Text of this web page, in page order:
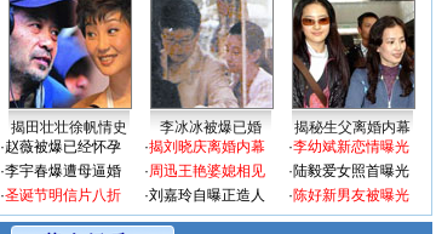
揭田壮壮徐帆情史 李冰冰被爆已婚
揭秘生父离婚内幕
·赵薇被爆已经怀孕
·李宇春爆遭母逼婚
·圣诞节明信片八折
·揭刘晓庆离婚内幕
·周迅王艳婆媳相见
·刘嘉玲自曝正造人
·李幼斌新恋情曝光
·陆毅爱女照首曝光
·陈好新男友被曝光